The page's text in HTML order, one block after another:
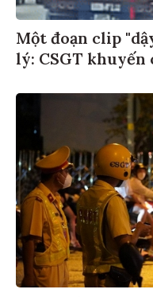
Một đoạn clip
lý: CSGT khuyến